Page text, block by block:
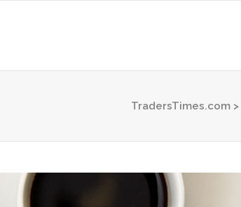
TradersTimes.com >